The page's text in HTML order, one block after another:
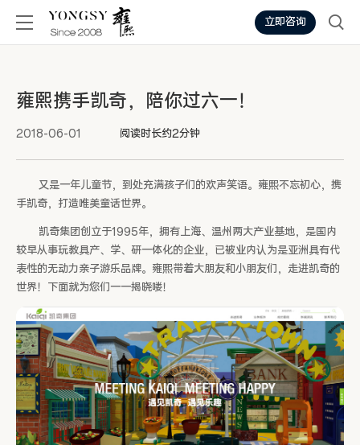
立即咨询
雍熙携手凯奇，陪你过六一！
2018-06-01 阅读时长约2分钟
又是一年儿童节，到处充满孩子们的欢声笑语。雍熙不忘初心，携
手凯奇，打造唯美童话世界。
凯奇集团创立于1995年，拥有上海、温州两大产业基地，是国内
较早从事玩教具产、学、研一体化的企业，已被业内认为是亚洲具有代
表性的无动力亲子游乐品牌。雍熙带着大朋友和小朋友们，走进凯奇的
世界！下面就为您们一一揭晓喽！